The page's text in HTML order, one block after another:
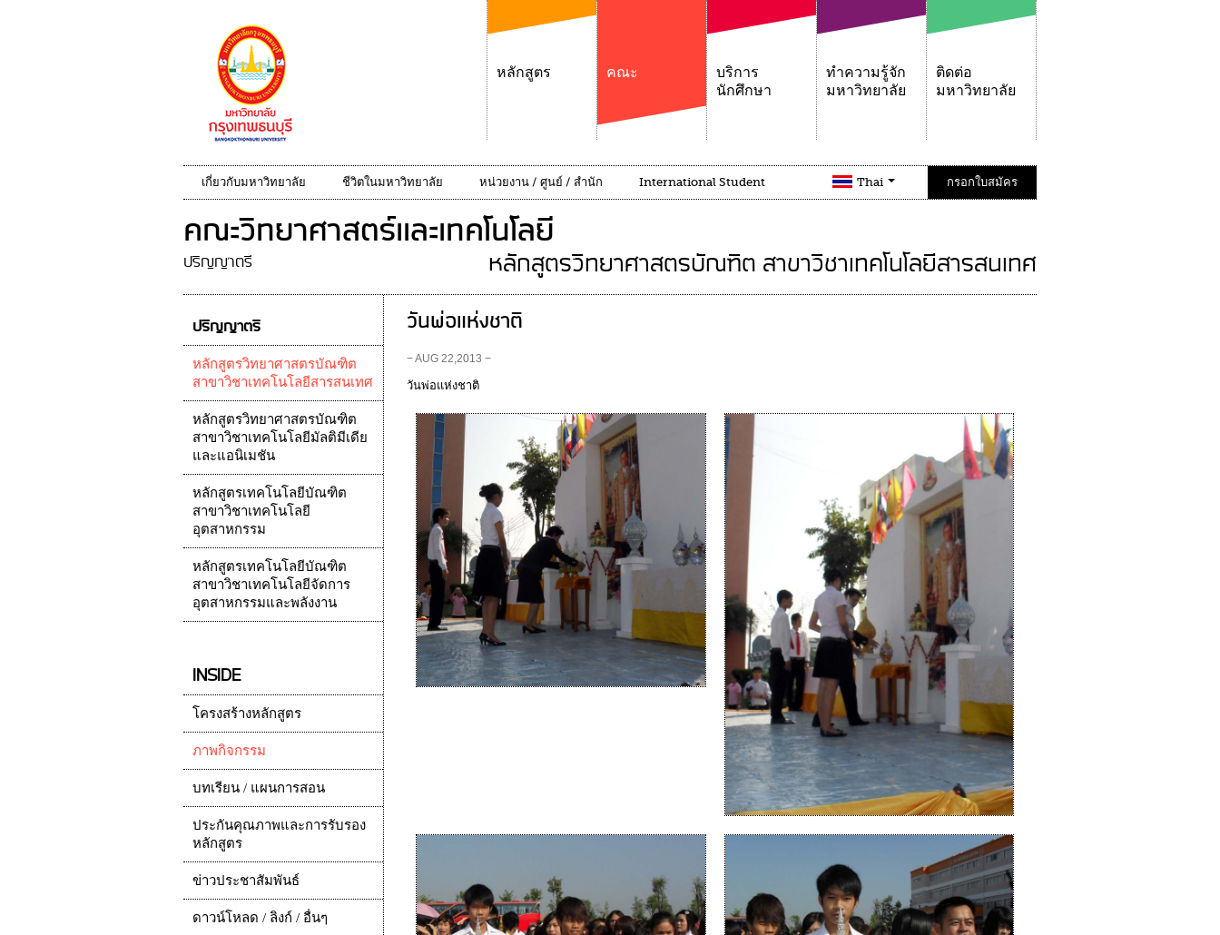
หลักสูตร คณะ
บริการ
นักศึกษา
ทำความรู้จัก
มหาวิทยาลัย
ติดต่อ
มหาวิทยาลัย
เกี่ยวกับมหาวิทยาลัย ชีวิตในมหาวิทยาลัย หน่วยงาน / ศูนย์ / สำนัก International Student Thai กรอกใบสมัคร
คณะวิทยาศาสตร์และเทคโนโลยี
ปริญญาตรี หลักสูตรวิทยาศาสตรบัณฑิต สาขาวิชาเทคโนโลยีสารสนเทศ
วันพ่อแห่งชาติ
− AUG 22,2013 −
วันพ่อแห่งชาติ
ปริญญาตรี
หลักสูตรวิทยาศาสตรบัณฑิต
สาขาวิชาเทคโนโลยีสารสนเทศ
หลักสูตรวิทยาศาสตรบัณฑิต
สาขาวิชาเทคโนโลยีมัลติมีเดีย
และแอนิเมชัน
หลักสูตรเทคโนโลยีบัณฑิต
สาขาวิชาเทคโนโลยี
อุตสาหกรรม
หลักสูตรเทคโนโลยีบัณฑิต
สาขาวิชาเทคโนโลยีจัดการ
อุตสาหกรรมและพลังงาน
INSIDE
โครงสร้างหลักสูตร
ภาพกิจกรรม
บทเรียน / แผนการสอน
ประกันคุณภาพและการรับรอง
หลักสูตร
ข่าวประชาสัมพันธ์
ดาวน์โหลด / ลิงก์ / อื่นๆ